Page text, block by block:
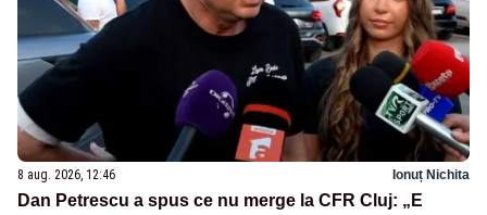
8 aug. 2026, 12:46 Ionuț Nichita
Dan Petrescu a spus ce nu merge la CFR Cluj: „E